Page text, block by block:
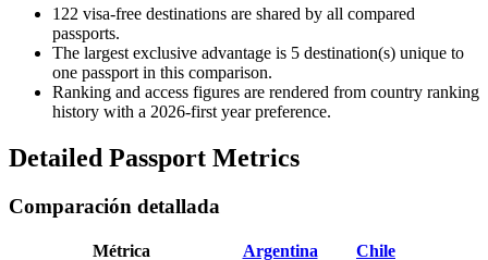
122 visa-free destinations are shared by all compared
passports.
The largest exclusive advantage is 5 destination(s) unique to
one passport in this comparison.
Ranking and access figures are rendered from country ranking
history with a 2026-first year preference.
Detailed Passport Metrics
Comparación detallada
Métrica Argentina
Chile